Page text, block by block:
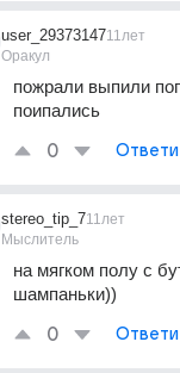
user_29373147
Оракул
11лет
пожрали выпили
поипались
0
stereo_tip_7
Мыслитель
11лет
на мягком полу с
шампаньки))
0